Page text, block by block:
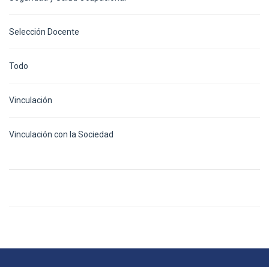
Selección Docente
Todo
Vinculación
Vinculación con la Sociedad